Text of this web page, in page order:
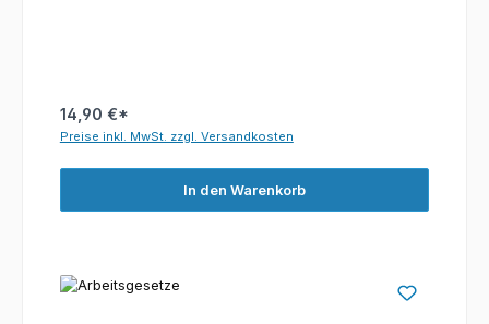
14,90 €*
Preise inkl. MwSt. zzgl. Versandkosten
In den Warenkorb